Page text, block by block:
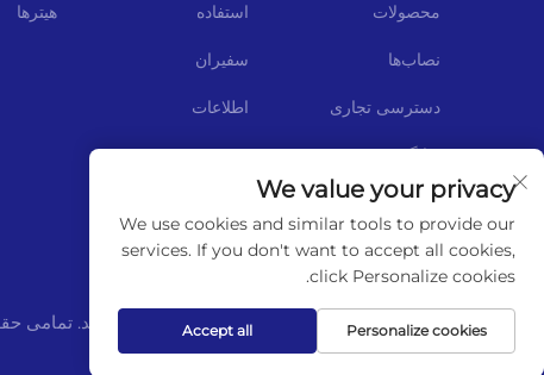
محصولات استفاده
نصاب‌ها سفیران
دسترسی تجاری اطلاعات
وبلاگ
هیترها
حق تکثیر © شرکت لوانر (پکن) تریدینگ کو.، لمیتد.
We value your privacy
We use cookies and similar tools to provide our
services. If you don't want to accept all cookies,
click Personalize cookies.
Personalize cookies
Accept all